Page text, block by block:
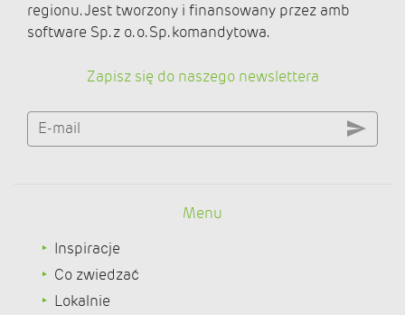
regionu. Jest tworzony i finansowany przez amb
software Sp. z o. o. Sp. komandytowa.
Zapisz się do naszego newslettera
E-mail
Menu
Inspiracje
Co zwiedzać
Lokalnie